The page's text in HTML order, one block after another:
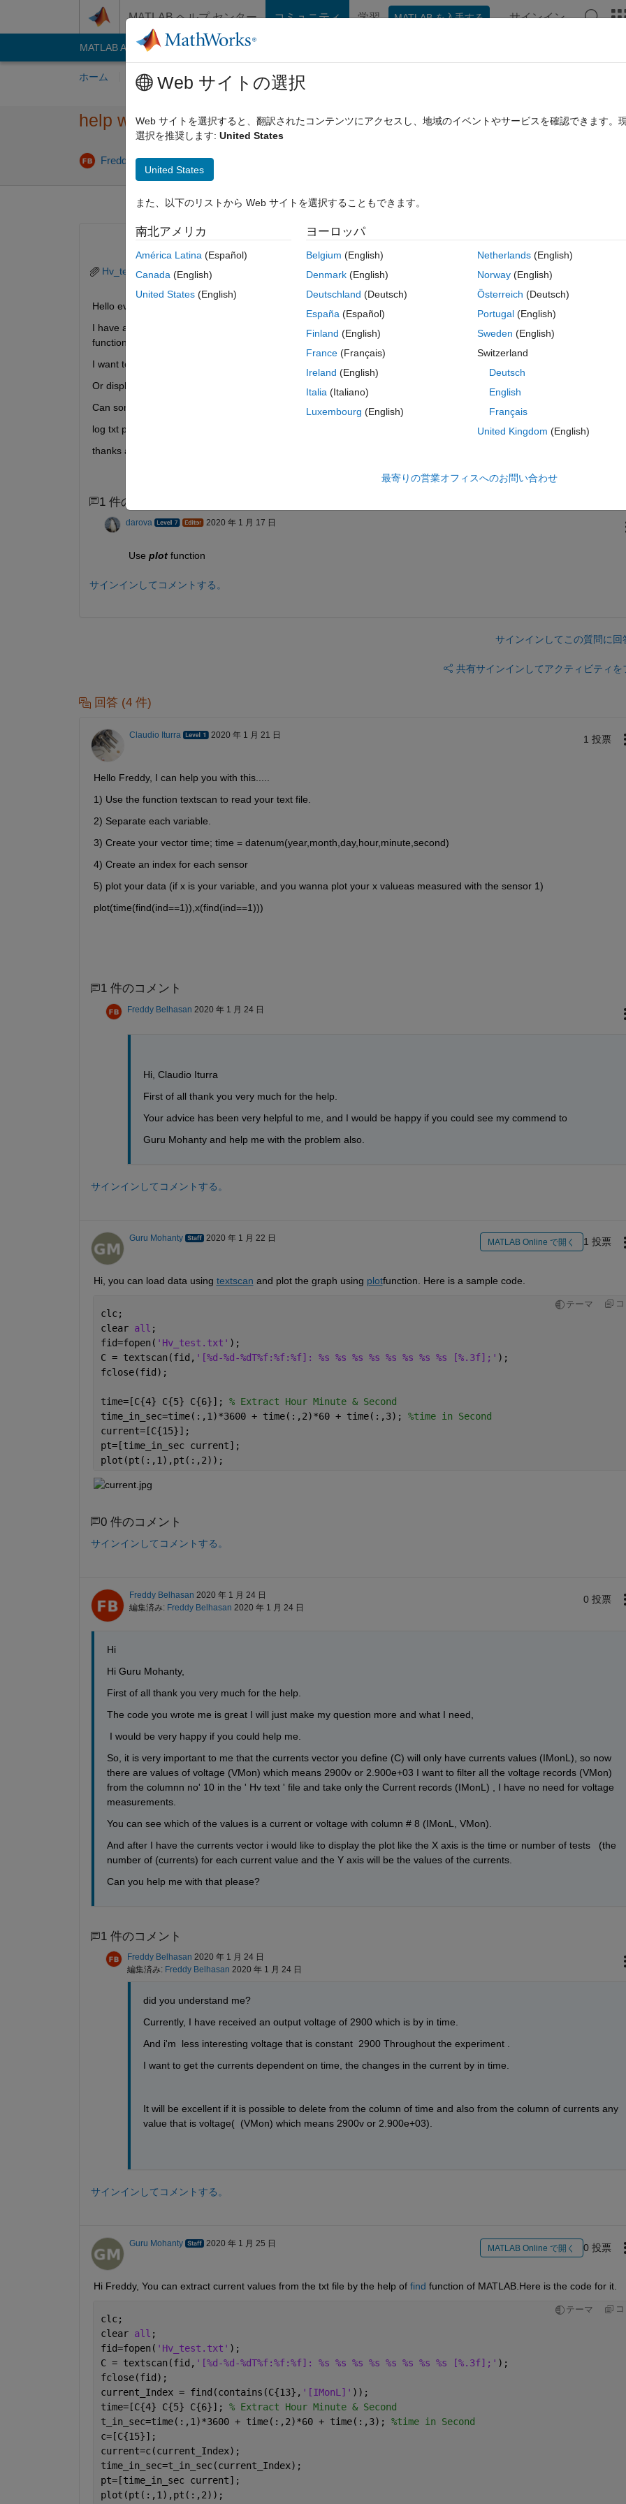
MATLAB ヘルプ センター コミュニティ 学習 MATLAB を入手する サインイン
MATLAB Answers File Exchange
ホーム 質問する 回答 閲覧 MATLAB に関する FAQ
help with analysis currents measurement plot.
Freddy Belhasan 2020 1 月 16
0 投票
Hv_test.txt
Hello everyone,
I have a plot where it has columns where there are values of currents(last column ) measured from the power supply
function of the time (first column).
I want to present the information as a plot of currents as a function of time,
Or displaying the currents in the function of the number of measurements.
Can someone please write me a code for this?
log txt plot (Hv_test) attached.
thanks a lot.
1 件のコメント
darova 2020 年 1 月 17 日
Use plot function
サインインしてコメントする。
サインインしてこの質問に回
共有サインインしてアクティビティを
回答 (4 件)
Claudio Iturra 2020 年 1 月 21 日 1 投票
Hello Freddy, I can help you with this.....
1) Use the function textscan to read your text file.
2) Separate each variable.
3) Create your vector time; time = datenum(year,month,day,hour,minute,second)
4) Create an index for each sensor
5) plot your data (if x is your variable, and you wanna plot your x valueas measured with the sensor 1)
plot(time(find(ind==1)),x(find(ind==1)))
1 件のコメント
Freddy Belhasan 2020 年 1 月 24 日
Hi, Claudio Iturra
First of all thank you very much for the help.
Your advice has been very helpful to me, and I would be happy if you could see my commend to
Guru Mohanty and help me with the problem also.
サインインしてコメントする。
Guru Mohanty 2020 年 1 月 22 日 MATLAB Online で開く 1 投票
Hi, you can load data using textscan and plot the graph using plotfunction. Here is a sample code.
テーマ
clc;
clear all ;
fid=fopen( 'Hv_test.txt' );
C = textscan(fid, '[%d-%d-%dT%f:%f:%f]: %s %s %s %s %s %s %s %s [%.3f];' );
fclose(fid);
time=[C{4} C{5} C{6}]; % Extract Hour Minute & Second
time_in_sec=time(:,1)*3600 + time(:,2)*60 + time(:,3); %time in Second
current=[C{15}];
pt=[time_in_sec current];
plot(pt(:,1),pt(:,2));
0 件のコメント
サインインしてコメントする。
Freddy Belhasan 2020 年 1 月 24 日
編集済み: Freddy Belhasan 2020 年 1 月 24 日
0 投票
Hi
Hi Guru Mohanty,
First of all thank you very much for the help.
The code you wrote me is great I will just make my question more and what I need,
I would be very happy if you could help me.
So, it is very important to me that the currents vector you define (C) will only have currents values (IMonL), so now
there are values of voltage (VMon) which means 2900v or 2.900e+03 I want to filter all the voltage records (VMon)
from the columnn no' 10 in the ' Hv text ' file and take only the Current records (IMonL) , I have no need for voltage
measurements.
You can see which of the values is a current or voltage with column # 8 (IMonL, VMon).
And after I have the currents vector i would like to display the plot like the X axis is the time or number of tests   (the
number of (currents) for each current value and the Y axis will be the values of the currents.
Can you help me with that please?
1 件のコメント
Freddy Belhasan 2020 年 1 月 24 日
編集済み: Freddy Belhasan 2020 年 1 月 24 日
did you understand me?
Currently, I have received an output voltage of 2900 which is by in time.
And i'm  less interesting voltage that is constant  2900 Throughout the experiment .
I want to get the currents dependent on time, the changes in the current by in time.
It will be excellent if it is possible to delete from the column of time and also from the column of currents any
value that is voltage(  (VMon) which means 2900v or 2.900e+03).
サインインしてコメントする。
Guru Mohanty 2020 年 1 月 25 日 MATLAB Online で開く 0 投票
Hi Freddy, You can extract current values from the txt file by the help of find function of MATLAB.Here is the code for it.
テーマ
clc;
clear all ;
fid=fopen( 'Hv_test.txt' );
C = textscan(fid, '[%d-%d-%dT%f:%f:%f]: %s %s %s %s %s %s %s %s [%.3f];' );
fclose(fid);
current_Index = find(contains(C{13}, '[IMonL]' ));
time=[C{4} C{5} C{6}]; % Extract Hour Minute & Second
t_in_sec=time(:,1)*3600 + time(:,2)*60 + time(:,3); %time in Second
c=[C{15}];
current=c(current_Index);
time_in_sec=t_in_sec(current_Index);
pt=[time_in_sec current];
plot(pt(:,1),pt(:,2));
Web サイトの選択
Web サイトを選択すると、翻訳されたコンテンツにアクセスし、地域のイベントやサービスを確認できます。
選択を推奨します: United States
United States
また、以下のリストから Web サイトを選択することもできます。
南北アメリカ
América Latina (Español)
Canada (English)
United States (English)
ヨーロッパ
Belgium (English)
Denmark (English)
Deutschland (Deutsch)
España (Español)
Finland (English)
France (Français)
Ireland (English)
Italia (Italiano)
Luxembourg (English)
Netherlands(English)
Norway(English)
Österreich (Deutsch)
Portugal(English)
Sweden (English)
Switzerland
Deutsch
English
Français
United Kingdom (English)
最寄りの営業オフィスへのお問い合わせ